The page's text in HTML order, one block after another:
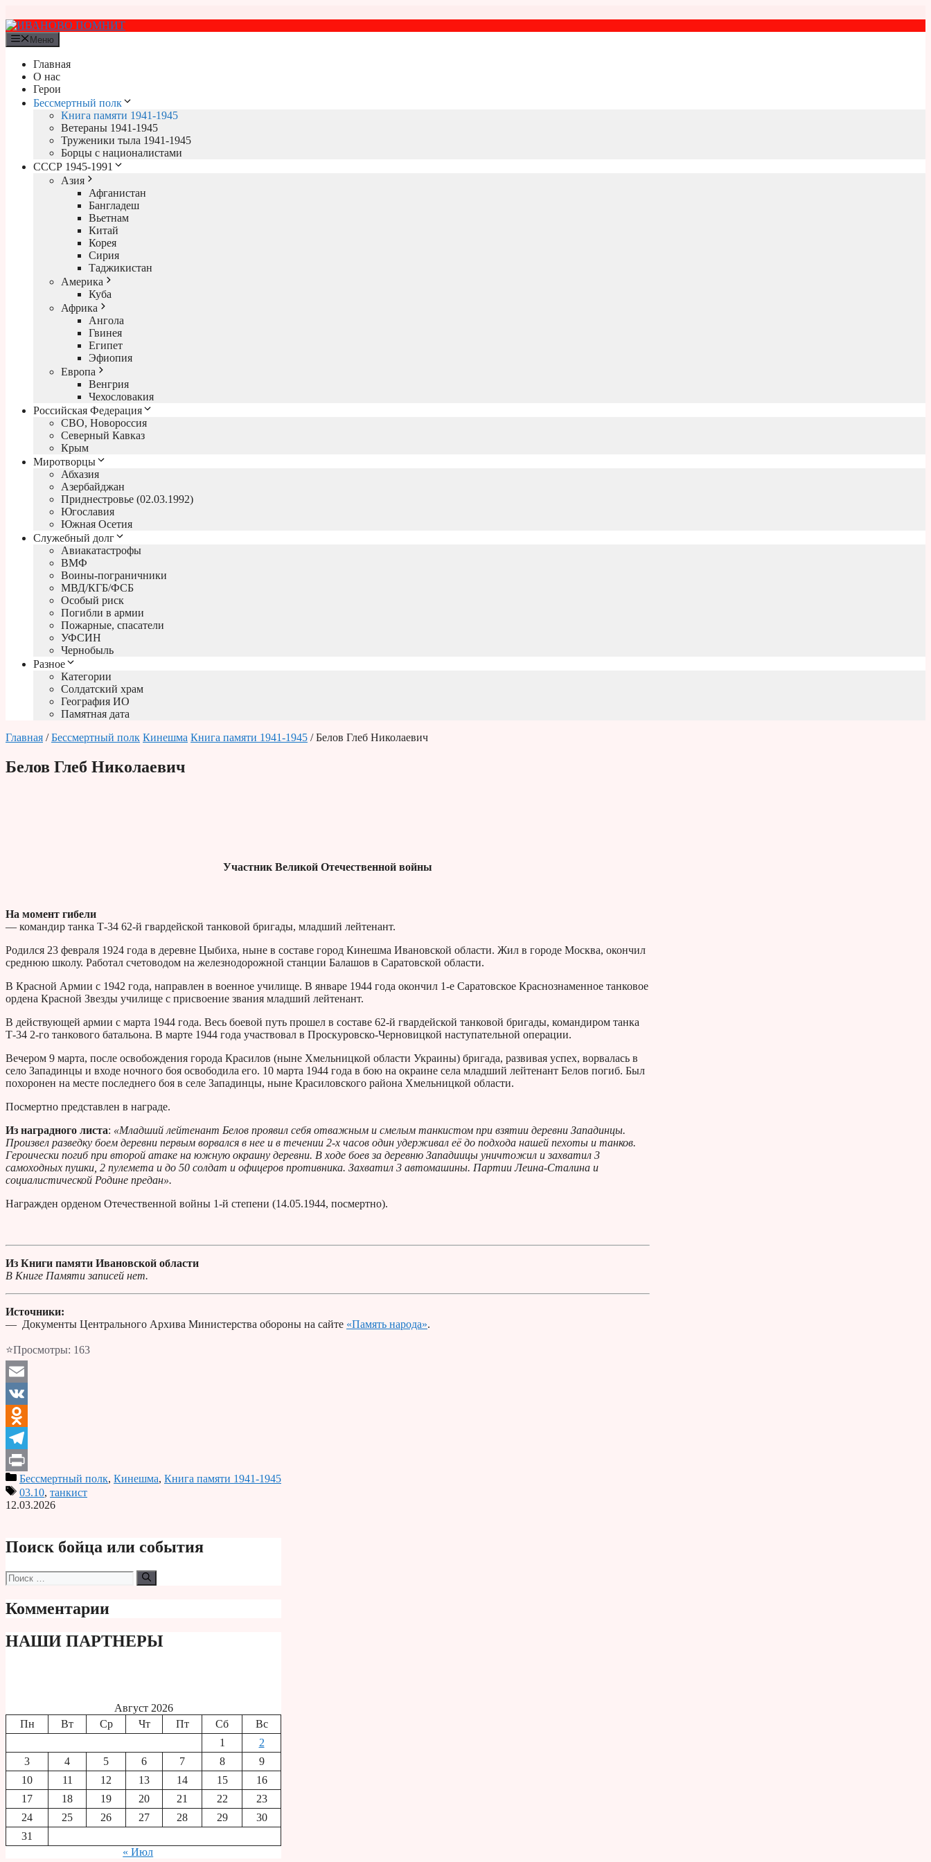
к
содержимому
Меню
Главная
О нас
Герои
Бессмертный полк
Книга памяти 1941-1945
Ветераны 1941-1945
Труженики тыла 1941-1945
Борцы с националистами
СССР 1945-1991
Азия
Афганистан
Бангладеш
Вьетнам
Китай
Корея
Сирия
Таджикистан
Америка
Куба
Африка
Ангола
Гвинея
Египет
Эфиопия
Европа
Венгрия
Чехословакия
Российская Федерация
СВО, Новороссия
Северный Кавказ
Крым
Миротворцы
Абхазия
Азербайджан
Приднестровье (02.03.1992)
Югославия
Южная Осетия
Служебный долг
Авиакатастрофы
ВМФ
Воины-пограничники
МВД/КГБ/ФСБ
Особый риск
Погибли в армии
Пожарные, спасатели
УФСИН
Чернобыль
Разное
Категории
Солдатский храм
География ИО
Памятная дата
Главная /Бессмертный полк Кинешма Книга памяти 1941-1945 / Белов Глеб Николаевич
Белов Глеб Николаевич
Участник Великой Отечественной войны
На момент гибели
— командир танка Т-34 62-й гвардейской танковой бригады, младший лейтенант.
Родился 23 февраля 1924 года в деревне Цыбиха, ныне в составе город Кинешма Ивановской области. Жил в городе Москва, окончил
среднюю школу. Работал счетоводом на железнодорожной станции Балашов в Саратовской области.
В Красной Армии с 1942 года, направлен в военное училище. В январе 1944 года окончил 1-е Саратовское Краснознаменное танковое
ордена Красной Звезды училище с присвоение звания младший лейтенант.
В действующей армии с марта 1944 года. Весь боевой путь прошел в составе 62-й гвардейской танковой бригады, командиром танка
Т-34 2-го танкового батальона. В марте 1944 года участвовал в Проскуровско-Черновицкой наступательной операции.
Вечером 9 марта, после освобождения города Красилов (ныне Хмельницкой области Украины) бригада, развивая успех, ворвалась в
село Западинцы и входе ночного боя освободила его. 10 марта 1944 года в бою на окраине села младший лейтенант Белов погиб. Был
похоронен на месте последнего боя в селе Западинцы, ныне Красиловского района Хмельницкой области.
Посмертно представлен в награде.
Из наградного листа: «Младший лейтенант Белов проявил себя отважным и смелым танкистом при взятии деревни Западинцы.
Произвел разведку боем деревни первым ворвался в нее и в течении 2-х часов один удерживал её до подхода нашей пехоты и танков.
Героически погиб при второй атаке на южную окраину деревни. В ходе боев за деревню Западиицы уничтожил и захватил 3
самоходных пушки, 2 пулемета и до 50 солдат и офицеров противника. Захватил 3 автомашины. Партии Леина-Сталина и
социалистической Родине предан».
Награжден орденом Отечественной войны 1-й степени (14.05.1944, посмертно).
Из Книги памяти Ивановской области
В Книге Памяти записей нет.
Источники:
— Документы Центрального Архива Министерства обороны на сайте «Память народа».
⭐Просмотры: 163
Email
VK
Odnoklassniki
Telegram
PrintБессмертный полк, Кинешма, Книга памяти 1941-1945
03.10, танкист
12.03.2026
Поиск бойца или события
Поиск:
Комментарии
НАШИ ПАРТНЕРЫ
Август 2026
Пн
Вт Ср Чт Пт Сб
Вс
1
2
3
4 5 6 7 8
9
10
11 12 13 14 15
16
17
18 19 20 21 22
23
24
25 26 27 28 29
30
31
« Июл